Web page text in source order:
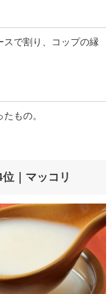
スで割り、コップの縁
もの。
｜マッコリ